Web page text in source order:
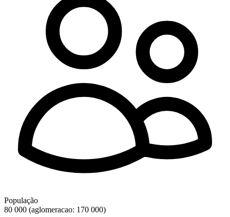
População
80 000 (aglomeracao: 170 000)